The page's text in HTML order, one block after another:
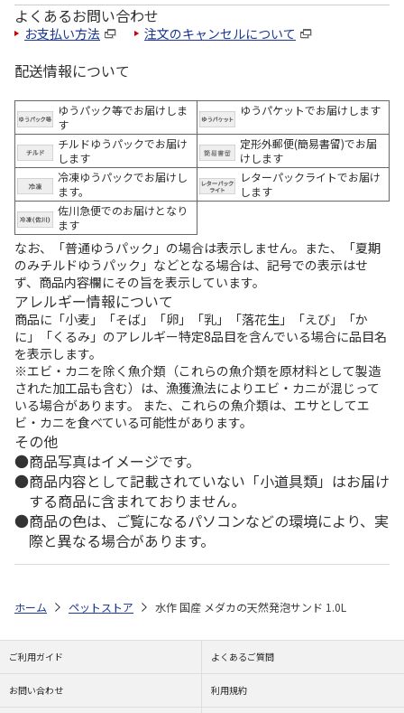
よくあるお問い合わせ
お支払い方法 注文のキャンセルについて
配送情報について
ゆうパック等でお届けしま
す
ゆうパケットでお届けします
チルドゆうパックでお届け
します
定形外郵便(簡易書留)でお届
けします
冷凍ゆうパックでお届けし
ます。
レターパックライトでお届け
します
佐川急便でのお届けとなり
ます
なお、「普通ゆうパック」の場合は表示しません。また、「夏期
のみチルドゆうパック」などとなる場合は、記号での表示はせ
ず、商品内容欄にその旨を表示しています。
アレルギー情報について
商品に「小麦」「そば」「卵」「乳」「落花生」「えび」「か
に」「くるみ」のアレルギー特定8品目を含んでいる場合に品目名
を表示します。
※エビ・カニを除く魚介類（これらの魚介類を原材料として製造
された加工品も含む）は、漁獲漁法によりエビ・カニが混じって
いる場合があります。 また、これらの魚介類は、エサとしてエ
ビ・カニを食べている可能性があります。
その他
商品写真はイメージです。
商品内容として記載されていない「小道具類」はお届け
する商品に含まれておりません。
商品の色は、ご覧になるパソコンなどの環境により、実
際と異なる場合があります。
ホーム ペットストア 水作 国産 メダカの天然発泡サンド 1.0L
ご利用ガイド よくあるご質問
お問い合わせ 利用規約